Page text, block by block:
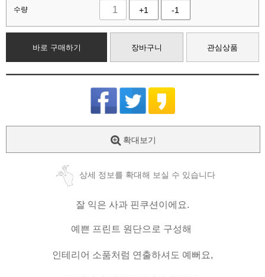
수량 +1 -1
바로 구매하기 장바구니 관심상품
확대보기
상세 정보를 확대해 보실 수 있습니다
잘 익은 사과 핀쿠션이에요.
예쁜 프린트 원단으로 구성해
인테리어 소품처럼 연출하셔도 예뻐요,